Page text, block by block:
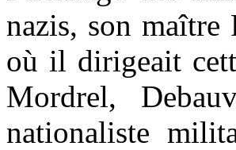
nazis, son maître
où il dirigeait
Mordrel,
nationaliste